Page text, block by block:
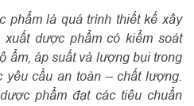
phẩm là quá trình thiết kế xây
dược phẩm có kiểm soát
ẩm, áp suất và lượng bụi trong
cầu an toàn – chất lượng.
phẩm đạt các tiêu chuẩn